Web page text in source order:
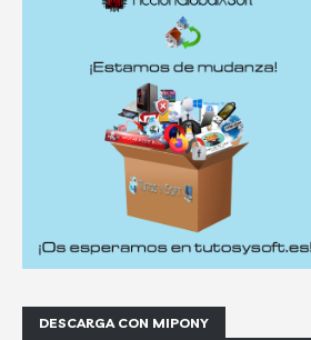
DESCARGA CON MIPONY